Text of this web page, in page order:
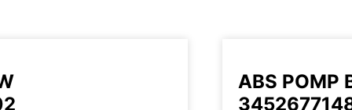
ABS POMP